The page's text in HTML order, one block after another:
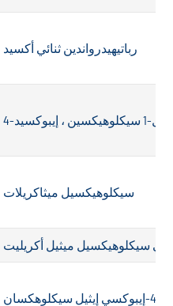
رباتيهيدرواندين ثنائي أكسيد
سيكلوهيكسين ، إيبوكسيد
سيكلوهيكسيل ميثاكريلات
سيكلوهيكسيل ميثيل أكريليت